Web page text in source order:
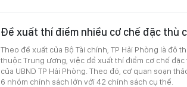
Đề xuất thí điểm nhiều cơ chế đặc thù
Theo đề xuất của Bộ Tài chính, TP Hải Phòng là đô
thuộc Trung ương, việc đề xuất thí điểm cơ chế
của UBND TP Hải Phòng. Theo đó, cơ quan soạn
6 nhóm chính sách lớn với 42 chính sách cụ thể.